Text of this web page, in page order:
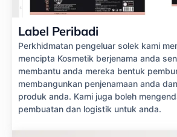
Label Peribadi
Perkhidmatan pengeluar solek kami
mencipta Kosmetik berjenama anda
membantu anda mereka bentuk
membangunkan penjenamaan anda
produk anda. Kami juga boleh
pembuatan dan logistik untuk anda.